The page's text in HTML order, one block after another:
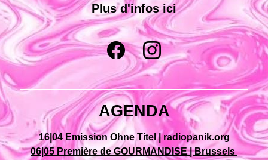
Plus d'infos ici
AGENDA
16|04 Emission Ohne Titel | radiopanik.org
06|05 Première de GOURMANDISE | Brussels